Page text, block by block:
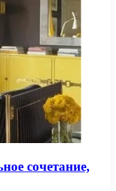
сочетание,